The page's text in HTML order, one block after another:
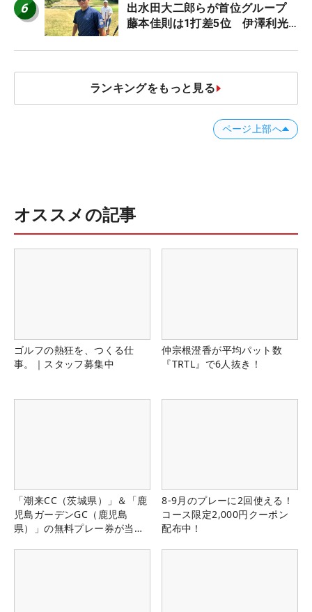
6
出水田大二郎らが首位グループ
藤本佳則は1打差5位 伊澤利光
JOYX OPEN】
ランキングをもっと見る
ページ上部へ
オススメの記事
ゴルフの熱狂を、つくる仕
事。｜スタッフ募集中
仲宗根澄香が平均パット数
『TRTL』で6人抜き！
「潮来CC（茨城県）」＆「鹿
児島ガーデンGC（鹿児島
県）」の無料プレー券が当た
8-9月のプレーに2回使える！
コース限定2,000円クーポン
配布中！